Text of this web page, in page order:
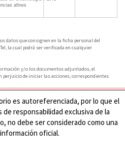
afines
datos que consignen en la ficha personal del
la cual podrá ser verificada en cualquier
y/o los documentos adjuntados, el
perjuicio de iniciar las acciones, correspondientes.
es autoreferenciada, por lo que el
responsabilidad exclusiva de la
no debe ser considerado como una
oficial.